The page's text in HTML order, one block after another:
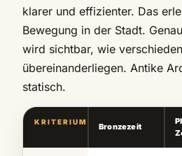
klarer und effizienter. Das
Bewegung in der Stadt.
wird sichtbar, wie
übereinanderliegen. Antike
statisch.
KRITERIUM
Bronzezeit